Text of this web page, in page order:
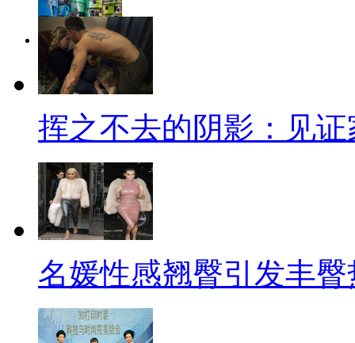
挥之不去的阴影：见
名媛性感翘臀引发丰臀